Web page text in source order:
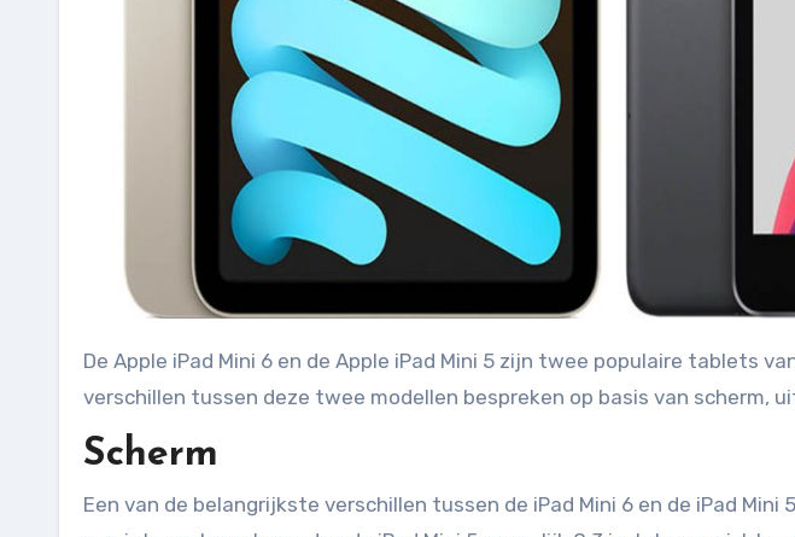
De Apple iPad Mini 6 en de Apple iPad Mini 5 zijn twee populaire tablets van Apple. In dit artikel zullen we de
verschillen tussen deze twee modellen bespreken op basis van scherm,
Scherm
Een van de belangrijkste verschillen tussen de iPad Mini 6 en de iPad Mini